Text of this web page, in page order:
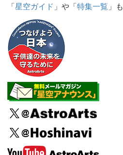
「星空ガイド 」や「特集一覧 」